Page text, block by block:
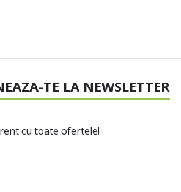
TE LA NEWSLETTER
cu toate ofertele!